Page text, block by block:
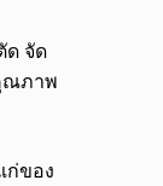
ด จัด
ณภาพ
ก่ของ